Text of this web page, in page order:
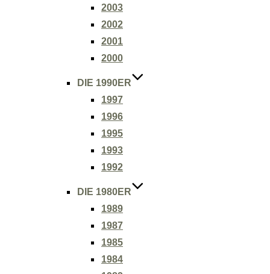
2003
2002
2001
2000
DIE 1990ER
1997
1996
1995
1993
1992
DIE 1980ER
1989
1987
1985
1984